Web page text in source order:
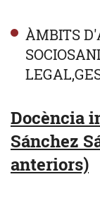
ÀMBITS
Docència
Sánchez
anteriors)